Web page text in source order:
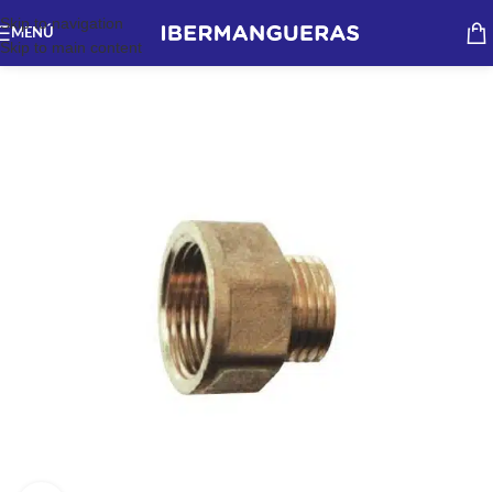
Skip to navigation
Skip to main content
MENÚ